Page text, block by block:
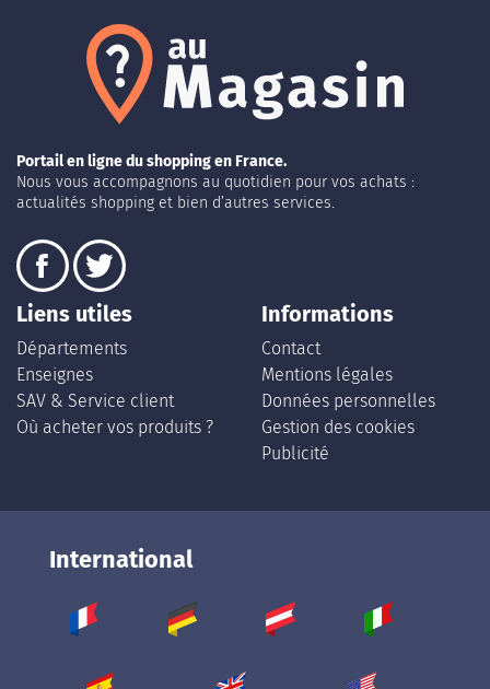
Portail en ligne du shopping en France.
Nous vous accompagnons au quotidien pour vos achats :
actualités shopping et bien d’autres services.
Liens utiles
Départements
Enseignes
SAV & Service client
Où acheter vos produits ?
Informations
Contact
Mentions légales
Données personnelles
Gestion des cookies
Publicité
International